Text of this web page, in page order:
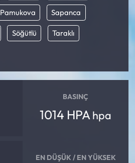
Pamukova Sapanca
Söğütlü Taraklı
BASINÇ
1014 HPA hpa
EN DÜŞÜK / EN YÜKSEK